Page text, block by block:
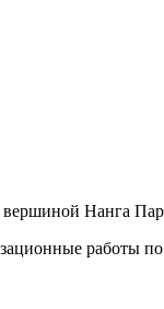
вершиной Нанга
работы